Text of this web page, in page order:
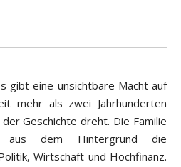
gibt eine unsichtbare Macht auf
mehr als zwei Jahrhunderten
Geschichte dreht. Die Familie
aus dem Hintergrund die
Wirtschaft und Hochfinanz.